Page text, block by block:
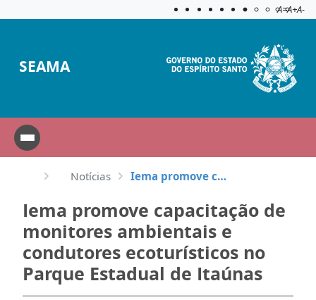
Aplicar
A=A+A-
SEAMA
Notícias Iema promove capacitação de monitores ambientais e condutores ecoturísticos no Parque Estadual de It...
Iema promove capacitação de
monitores ambientais e
condutores ecoturísticos no
Parque Estadual de Itaúnas